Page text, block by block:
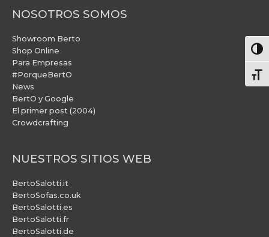
NOSOTROS SOMOS
Showroom Berto
Shop Online
Para Empresas
#PorqueBertO
News
BertO y Google
El primer post (2004)
Crowdcrafting
NUESTROS SITIOS WEB
BertoSalotti.it
BertoSofas.co.uk
BertoSalotti.es
BertoSalotti.fr
BertoSalotti.de